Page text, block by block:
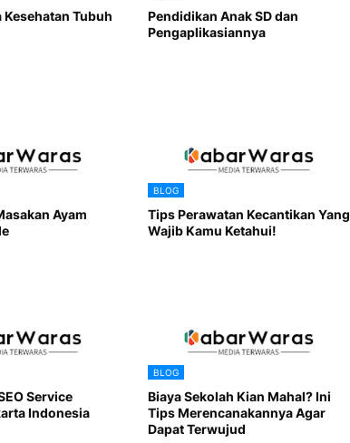
Kesehatan Tubuh
Pendidikan Anak SD dan
Pengaplikasiannya
Ayam
BLOG
Tips Perawatan Kecantikan Yang
Wajib Kamu Ketahui!
Service
Indonesia
BLOG
Biaya Sekolah Kian Mahal? Ini
Tips Merencanakannya Agar
Dapat Terwujud